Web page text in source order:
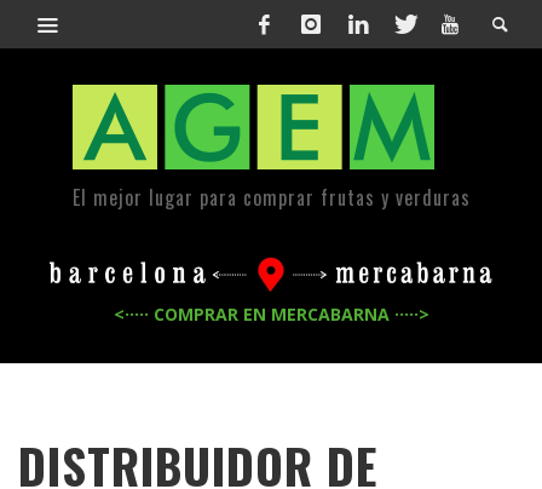
El mejor lugar para comprar frutas y verduras
<····· COMPRAR EN MERCABARNA ·····>
DISTRIBUIDOR DE